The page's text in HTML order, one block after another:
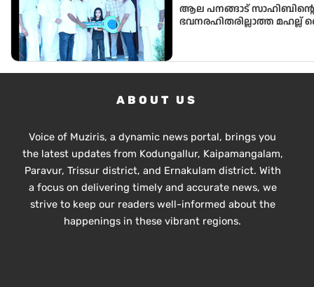
ആല പനങ്ങാട് സാഹിബിൻ്റെ
ഭവനരഹിതരില്ലാത്ത മഹല്ല്
ABOUT US
Voice of Muziris, a dynamic news portal, brings you
the latest updates from Kodungallur, Kaipamangalam,
Paravur, Trissur district, and Ernakulam district. With
a focus on delivering timely and accurate news, we
strive to keep our readers well-informed about the
happenings in these vibrant regions.